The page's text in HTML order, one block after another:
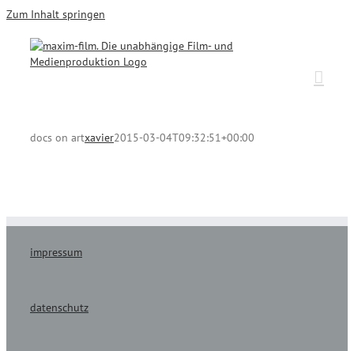
Zum Inhalt springen
docs on artxavier2015-03-04T09:32:51+00:00
impressum
datenschutz